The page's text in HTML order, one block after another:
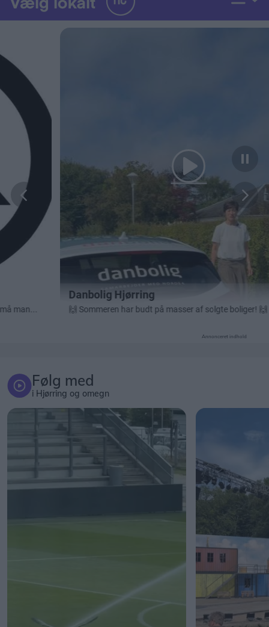
Annonceret indhold
Følg med
i Hjørring og omegn